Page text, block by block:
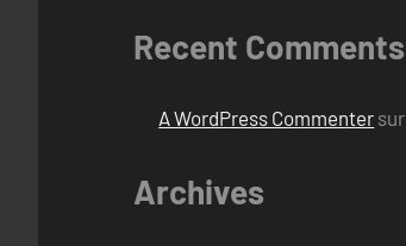
Recent Comments
A WordPress Commenter sur
Archives